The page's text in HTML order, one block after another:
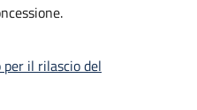
il rilascio del